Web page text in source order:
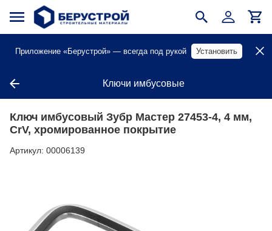
Приложение «Берустрой» — всегда под рукой Установить
Ключи имбусовые
Ключ имбусовый Зубр Мастер 27453-4, 4 мм,
CrV, хромированное покрытие
Артикул: 00006139